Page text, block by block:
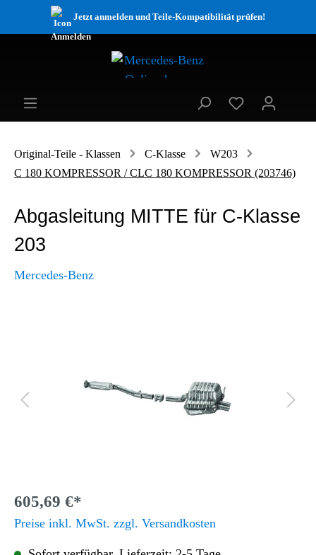
Jetzt anmelden und Teile-Kompatibilität prüfen!
Original-Teile - Klassen C-Klasse
W203
C 180 KOMPRESSOR / CLC 180 KOMPRESSOR (203746)
Abgasleitung MITTE für C-Klasse
203
Mercedes-Benz
605,69 €*
Preise inkl. MwSt. zzgl. Versandkosten